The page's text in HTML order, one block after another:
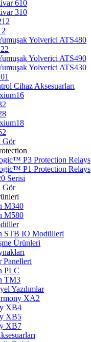
610
310
Yolverici ATS480
Yolverici ATS490
Yolverici ATS430
Cihaz Aksesuarları
Gör
P3 Protection Relays
P1 Protection Relays​
Serisi
Gör
M340
M580
STB IO Modülleri
Ürünleri
Panelleri
PLC
TM3
Yazılımlar
XA2
XB4
XB5
XB7